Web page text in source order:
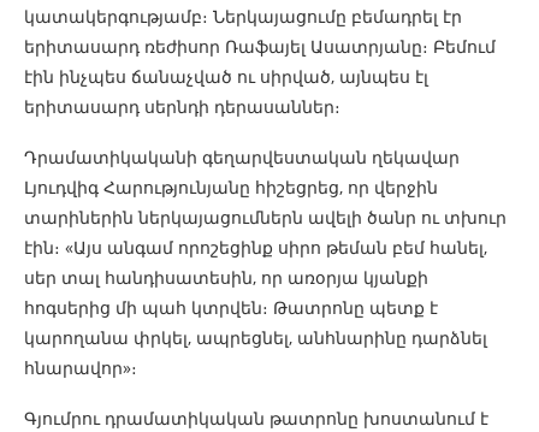
կատակերգությամբ։ Ներկայացումը բեմադրել էր
երիտասարդ ռեժիսոր Ռաֆայել Ասատրյանը։ Բեմում
էին ինչպես ճանաչված ու սիրված, այնպես էլ
երիտասարդ սերնդի դերասաններ։
Դրամատիկականի գեղարվեստական ղեկավար
Լյուդվիգ Հարությունյանը հիշեցրեց, որ վերջին
տարիներին ներկայացումներն ավելի ծանր ու տխուր
էին։ «Այս անգամ որոշեցինք սիրո թեման բեմ հանել,
սեր տալ հանդիսատեսին, որ առօրյա կյանքի
հոգսերից մի պահ կտրվեն։ Թատրոնը պետք է
կարողանա փրկել, ապրեցնել, անհնարինը դարձնել
հնարավոր»։
Գյումրու դրամատիկական թատրոնը խոստանում է